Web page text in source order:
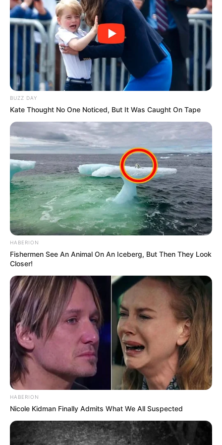
-G
💠 Argumentos sobre violação do equilíbrio financeiro;
💠 Discussão sobre competência legislativa.
🏥Realidade Ocupacional
As críticas técnicas contrastam com a realidade concreta do
trabalho desenvolvido pelas categorias.Entre as condições que
justificam o tratamento especial estão:
💠 Exposição permanente a agentes biológicos;
💠 Trabalho em áreas de risco e insalubridade;
💠 Contato direto com doenças infectocontagiosas;
💠 Jornadas em condições climáticas adversas.
📊Impacto nas Categorias
A possibilidade de questionamento judicial gera insegurança entre
os profissionais. Entre as consequências diretas deste debate
estão:
💠 Incerteza sobre direitos conquistados;
BUZZ DAY
Kate Thought No One Noticed, But It Was Caught On Tape
HABERION
Fishermen See An Animal On An Iceberg, But Then They Look
Closer!
HABERION
Nicole Kidman Finally Admits What We All Suspected